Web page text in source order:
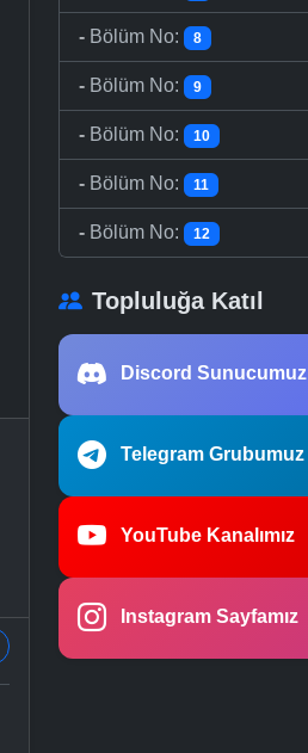
- Bölüm No: 8
- Bölüm No: 9
- Bölüm No: 10
- Bölüm No: 11
- Bölüm No: 12
Topluluğa Katıl
Discord Sunucumuz
Telegram Grubumuz
YouTube Kanalımız
Instagram Sayfamız